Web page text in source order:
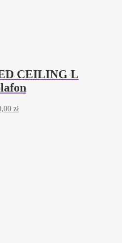
CEILING L
zł.
złAktualna